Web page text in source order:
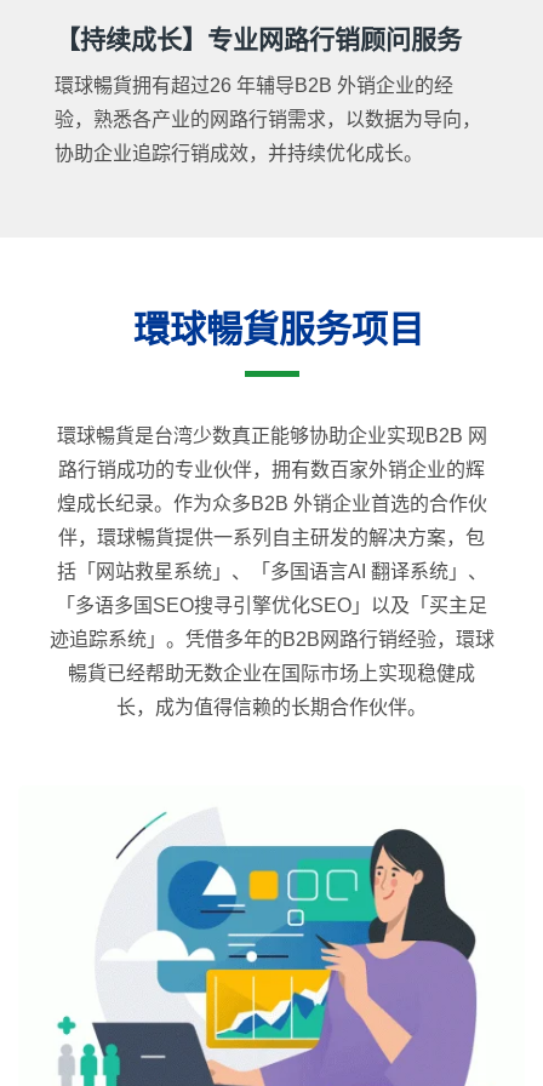
【持续成长】专业网路行销顾问服务
環球暢貨拥有超过26 年辅导B2B 外销企业的经
验，熟悉各产业的网路行销需求，以数据为导向，
协助企业追踪行销成效，并持续优化成长。
環球暢貨服务项目
環球暢貨是台湾少数真正能够协助企业实现B2B 网
路行销成功的专业伙伴，拥有数百家外销企业的辉
煌成长纪录。作为众多B2B 外销企业首选的合作伙
伴，環球暢貨提供一系列自主研发的解决方案，包
括「网站救星系统」、「多国语言AI 翻译系统」、
「多语多国SEO搜寻引擎优化SEO」以及「买主足
迹追踪系统」。凭借多年的B2B网路行销经验，環球
暢貨已经帮助无数企业在国际市场上实现稳健成
长，成为值得信赖的长期合作伙伴。